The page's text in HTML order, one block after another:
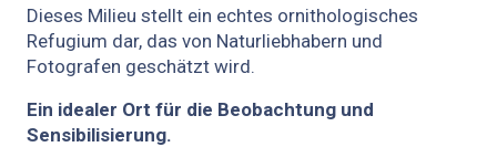
Dieses Milieu stellt ein echtes ornithologisches
Refugium dar, das von Naturliebhabern und
Fotografen geschätzt wird.
Ein idealer Ort für die Beobachtung und
Sensibilisierung.